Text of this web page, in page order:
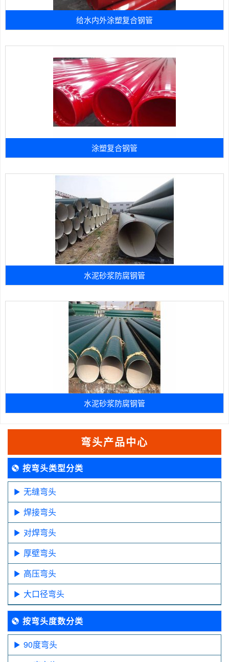
给水内外涂塑复合钢管
涂塑复合钢管
水泥砂浆防腐钢管
水泥砂浆防腐钢管
弯头产品中心
按弯头类型分类
无缝弯头
焊接弯头
对焊弯头
厚壁弯头
高压弯头
大口径弯头
按弯头度数分类
90度弯头